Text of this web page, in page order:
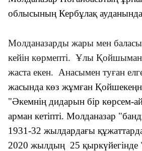
облысының Кербұлақ
Молданазарды жары мен
кейін көрмепті. Ұлы Қойшыман
жаста екен. Анасымен туған
жасында көз жұмған
"Әкемнің дидарын бір көрсем-
арман кетіпті. Молданазар
1931-32 жылдардағы құжаттарда
2020 жылдың 25 қыркүйегінде